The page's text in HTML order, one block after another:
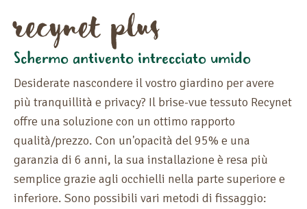
recynet plus
Schermo antivento intrecciato umido
Desiderate nascondere il vostro giardino per avere
più tranquillità e privacy? Il brise-vue tessuto Recynet
offre una soluzione con un ottimo rapporto
qualità/prezzo. Con un'opacità del 95% e una
garanzia di 6 anni, la sua installazione è resa più
semplice grazie agli occhielli nella parte superiore e
inferiore. Sono possibili vari metodi di fissaggio:
ALTEZZA
LUNGHEZZA